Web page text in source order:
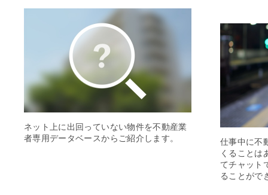
ネット上に出回っていない物件を不動産業
者専用データベースからご紹介します。
仕事中に不
くることは
てチャット
ることがで